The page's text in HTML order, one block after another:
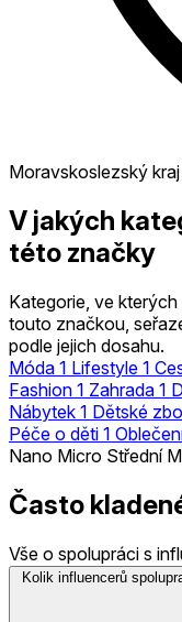
Moravskoslezský kraj
V jakých
této značky
Kategorie, ve
touto značkou,
podle jejich dosahu.
Móda 1 Lifestyle 1
Fashion 1 Zahrada 1
Nábytek 1 Dětské
Péče o děti 1
Nano Micro Střední
Často
Vše o spolupráci s
Kolik influencerů